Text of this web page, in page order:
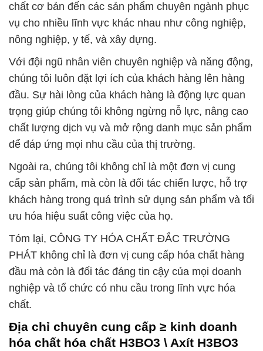
chất cơ bản đến các sản phẩm chuyên ngành phục
vụ cho nhiều lĩnh vực khác nhau như công nghiệp,
nông nghiệp, y tế, và xây dựng.
Với đội ngũ nhân viên chuyên nghiệp và năng động,
chúng tôi luôn đặt lợi ích của khách hàng lên hàng
đầu. Sự hài lòng của khách hàng là động lực quan
trọng giúp chúng tôi không ngừng nỗ lực, nâng cao
chất lượng dịch vụ và mở rộng danh mục sản phẩm
để đáp ứng mọi nhu cầu của thị trường.
Ngoài ra, chúng tôi không chỉ là một đơn vị cung
cấp sản phẩm, mà còn là đối tác chiến lược, hỗ trợ
khách hàng trong quá trình sử dụng sản phẩm và tối
ưu hóa hiệu suất công việc của họ.
Tóm lại, CÔNG TY HÓA CHẤT ĐẮC TRƯỜNG
PHÁT không chỉ là đơn vị cung cấp hóa chất hàng
đầu mà còn là đối tác đáng tin cậy của mọi doanh
nghiệp và tổ chức có nhu cầu trong lĩnh vực hóa
chất.
Địa chỉ chuyên cung cấp ≥ kinh doanh
hóa chất hóa chất H3BO3 \ Axít H3BO3